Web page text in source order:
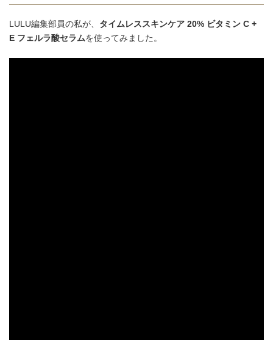
LULU編集部員の私が、 タイムレススキンケア 20% ビタミン C +
E フェルラ酸セラムを使ってみました。